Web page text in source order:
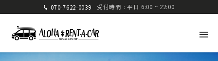
070-7622-0039 受付時間 : 平日 6:00 ~ 22:00